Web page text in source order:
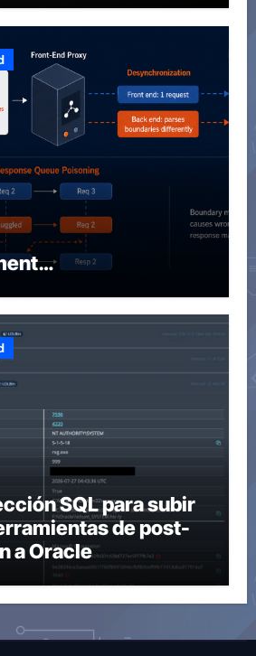
SQL para subir
de post-
a Oracle